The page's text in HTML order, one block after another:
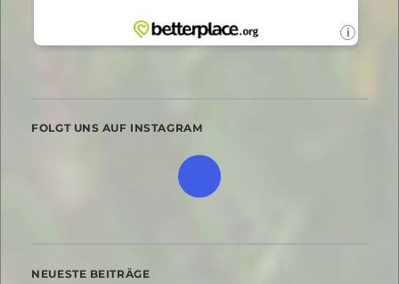
FOLGT UNS AUF INSTAGRAM
NEUESTE BEITRÄGE